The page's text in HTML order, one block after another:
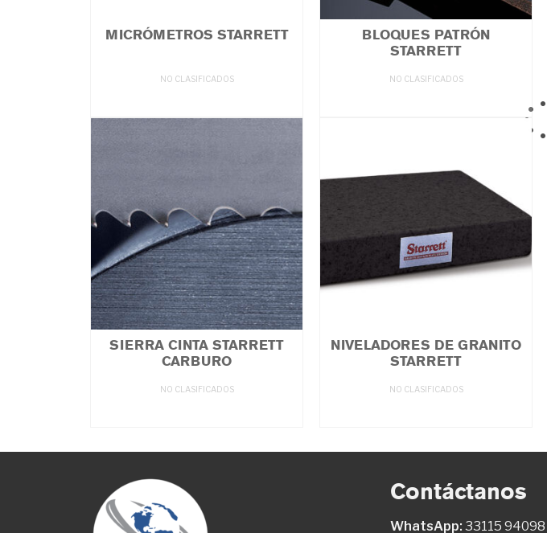
MICRÓMETROS STARRETT
NO CLASIFICADOS
BLOQUES PATRÓN
STARRETT
NO CLASIFICADOS
SIERRA CINTA STARRETT
CARBURO
NO CLASIFICADOS
NIVELADORES DE GRANITO
STARRETT
NO CLASIFICADOS
Contáctanos
WhatsApp: 33115 94098